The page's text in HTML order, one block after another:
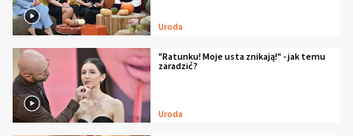
Uroda
"Ratunku! Moje usta znikają!" - jak temu
zaradzić?
Uroda